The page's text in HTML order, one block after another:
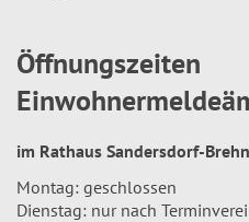
Öffnungszeiten
im Rathaus Sandersdorf-
Montag: geschlossen
Dienstag: nur nach